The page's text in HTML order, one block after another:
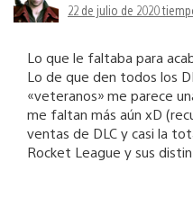
22 de julio de 2020
Lo que le faltaba para
Lo de que den todos los
«veteranos» me parece
me faltan más aún xD
ventas de DLC y casi la
Rocket League y sus